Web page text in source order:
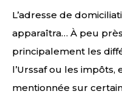
L’adresse de
apparaîtra… À peu près
principalement les
l’Urssaf ou les impôts,
mentionnée sur